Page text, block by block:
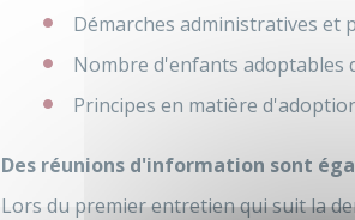
Démarches administratives et
Nombre d'enfants adoptables
Principes en matière
Des réunions d'information sont
Lors du premier entretien qui suit la